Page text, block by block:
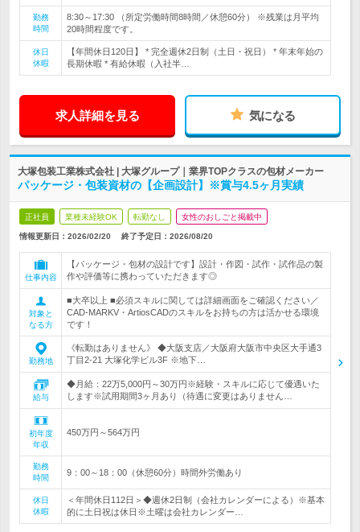
勤務
時間
8:30～17:30 （所定労働時間8時間／休憩60分） ※残業は月平均
20時間程度です。
休日
休暇
【年間休日120日】 * 完全週休2日制（土日・祝日） * 年末年始の
長期休暇 * 有給休暇（入社半…
求人詳細を見る 気になる
大塚包装工業株式会社 | 大塚グループ｜業界TOPクラスの包材メーカー
パッケージ・包装資材の【企画設計】※賞与4.5ヶ月実績
正社員 業種未経験OK 転勤なし 女性のおしごと掲載中
情報更新日：2026/02/20 終了予定日： 2026/08/20
仕事内容
【パッケージ・包材の設計です】設計・作図・試作・試作品の製
作や評価等に携わっていただきます◎
対象と
なる方
■大卒以上 ■必須スキルに関しては詳細画面をご確認ください／
CAD-MARKV・ArtiosCADのスキルをお持ちの方は活かせる環境
です！
勤務地
《転勤はありません》 ◆大阪支店／大阪府大阪市中央区大手通3
丁目2-21 大塚化学ビル3F ※地下…
給与
◆月給：22万5,000円～30万円※経験・スキルに応じて優遇いた
します※試用期間3ヶ月あり（待遇に変更はありません…
初年度
年収
450万円～564万円
勤務
時間
9：00～18：00（休憩60分）時間外労働あり
休日
休暇
＜年間休日112日＞◆週休2日制（会社カレンダーによる）※基本
的に土日祝は休日※土曜は会社カレンダー…